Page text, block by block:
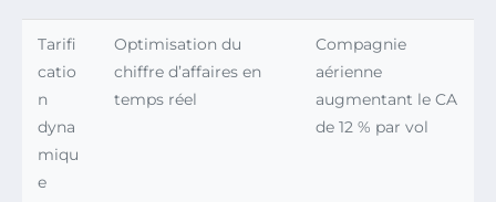
Tarifi
catio
n
dyna
miqu
e
Optimisation du
chiffre d’affaires en
temps réel
Compagnie
aérienne
augmentant le CA
de 12 % par vol